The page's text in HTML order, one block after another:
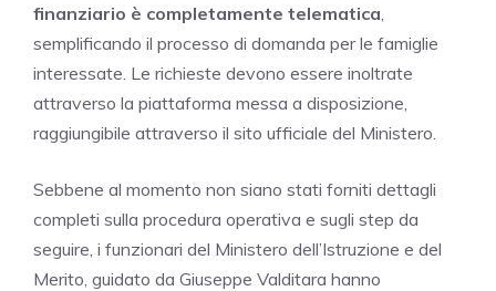
finanziario è completamente telematica
semplificando il processo di domanda per le famiglie
interessate. Le richieste devono essere inoltrate
attraverso la piattaforma messa a disposizione,
raggiungibile attraverso il sito ufficiale del Ministero.
Sebbene al momento non siano stati forniti dettagli
completi sulla procedura operativa e sugli step da
seguire, i funzionari del Ministero dell’Istruzione e del
Merito, guidato da Giuseppe Valditara hanno